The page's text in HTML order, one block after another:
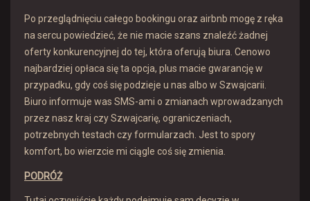
Po przeglądnięciu całego bookingu oraz airbnb mogę z ręka
na sercu powiedzieć, że nie macie szans znaleźć żadnej
oferty konkurencyjnej do tej, która oferują biura. Cenowo
najbardziej opłaca się ta opcja, plus macie gwarancję w
przypadku, gdy coś się podzieje u nas albo w Szwajcarii.
Biuro informuje was SMS-ami o zmianach wprowadzanych
przez nasz kraj czy Szwajcarię, ograniczeniach,
potrzebnych testach czy formularzach. Jest to spory
komfort, bo wierzcie mi ciągle coś się zmienia.
PODRÓŻ